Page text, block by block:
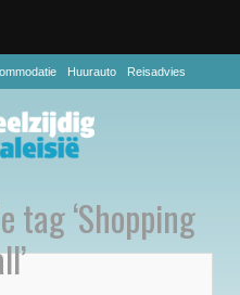
Huurauto Reisadvies
tag ‘Shopping